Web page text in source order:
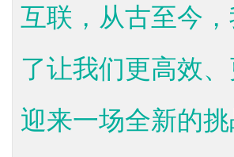
互联，从古至今
了让我们更高效
迎来一场全新的